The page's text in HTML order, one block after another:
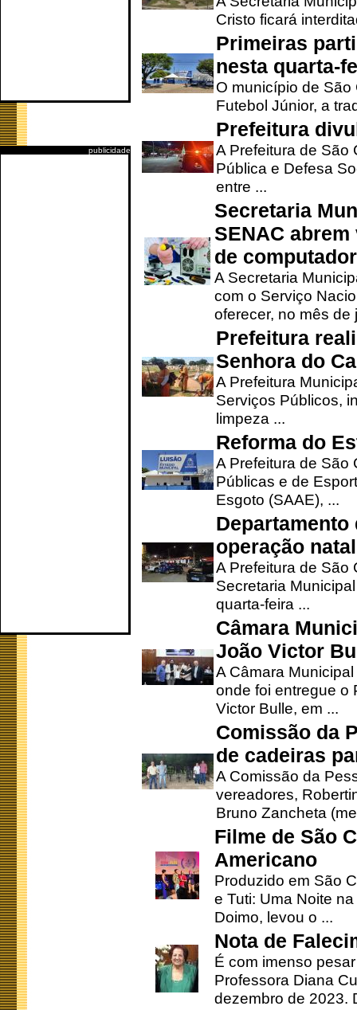
publicidade
Cristo ficará
Primeiras
nesta quarta-
O município de
Futebol Júnior, a
Prefeitura
A Prefeitura de São
Pública e Defesa
entre ...
Secretaria
SENAC
de
A Secretaria
com o Serviço
oferecer, no mês de
Prefeitura
Senhora do
A Prefeitura
Serviços Públicos,
limpeza ...
Reforma do
A Prefeitura de São
Públicas e de
Esgoto (SAAE), ...
operação
A Prefeitura de São
Secretaria
quarta-feira ...
Câmara
João Victor
A Câmara
onde foi entregue o
Victor Bulle, em ...
Comissão da
de cadeiras
A Comissão da
vereadores,
Bruno Zancheta
Filme de São
Americano
Produzido em São
e Tuti: Uma Noite
Doimo, levou o ...
Nota de
É com imenso
Professora Diana
dezembro de 2023.